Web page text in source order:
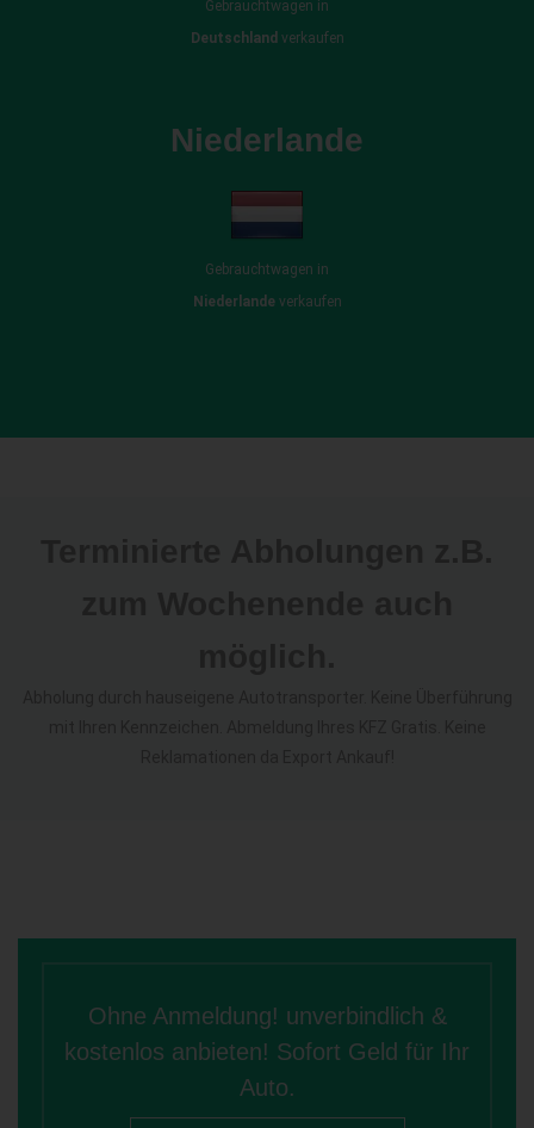
Gebrauchtwagen in
Deutschland verkaufen
Niederlande
Gebrauchtwagen in
Niederlandeverkaufen
Ohne Anmeldung! unverbindlich &
kostenlos anbieten! Sofort Geld für Ihr
Auto.